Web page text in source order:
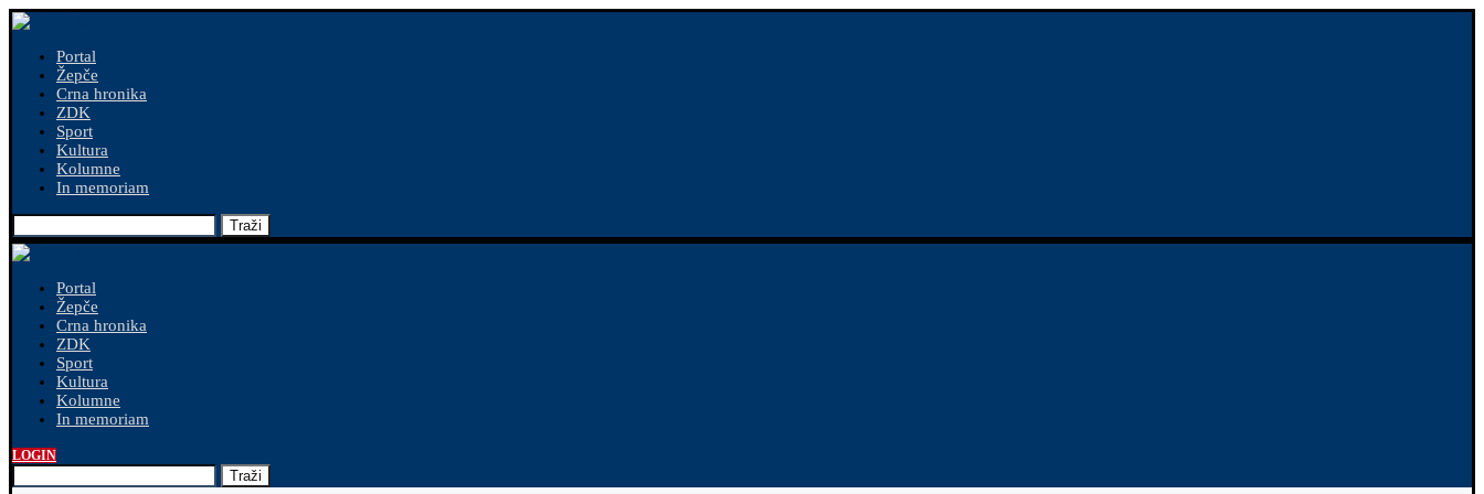
Portal
Žepče
Crna hronika
ZDK
Sport
Kultura
Kolumne
In memoriam
Traži
Portal
Žepče
Crna hronika
ZDK
Sport
Kultura
Kolumne
In memoriam
LOGIN
Traži